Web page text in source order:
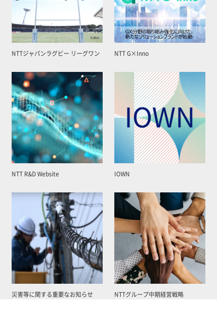
NTTジャパンラグビー リーグワン NTT G×Inno
NTT R&D Website IOWN
災害等に関する重要なお知らせ NTTグループ中期経営戦略